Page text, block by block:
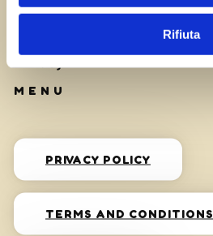
Rifiuta
PRIVACY POLICY
TERMS AND CONDITIONS